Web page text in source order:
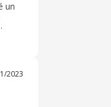
un
2023